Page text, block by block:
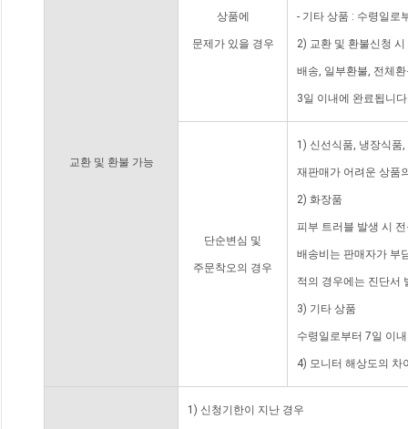
교환 및 환불 가능
상품에
문제가 있을 경우
- 기타 상품 : 수령일로
2) 교환 및 환불신청
배송, 일부환불, 전체
3일 이내에 완료됩니
단순변심 및
주문착오의 경우
1) 신선식품, 냉장식품
재판매가 어려운 상품
2) 화장품
피부 트러블 발생 시
배송비는 판매자가 부
적의 경우에는 진단서
3) 기타 상품
수령일로부터 7일 이
4) 모니터 해상도의 차
1) 신청기한이 지난 경우